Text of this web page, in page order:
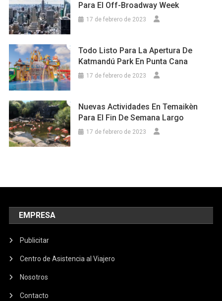
Para El Off-Broadway Week
17 de febrero de 2023
Todo Listo Para La Apertura De
Katmandú Park En Punta Cana
17 de febrero de 2023
Nuevas Actividades En Temaikèn
Para El Fin De Semana Largo
17 de febrero de 2023
EMPRESA
Publicitar
Centro de Asistencia al Viajero
Nosotros
Contacto